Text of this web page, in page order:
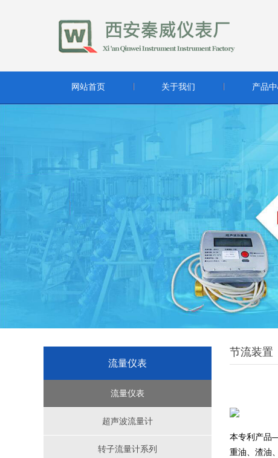
网站首页 关于我们 产品
流量仪表
流量仪表
超声波流量计
转子流量计系列
节流装置
本专利产品
重油、渣油